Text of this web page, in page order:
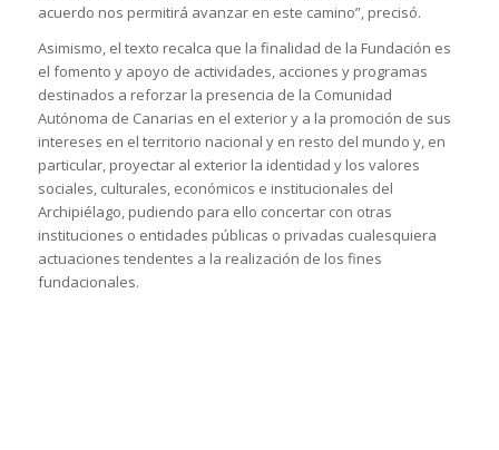
acuerdo nos permitirá avanzar en este camino”, precisó.
Asimismo, el texto recalca que la finalidad de la Fundación es
el fomento y apoyo de actividades, acciones y programas
destinados a reforzar la presencia de la Comunidad
Autónoma de Canarias en el exterior y a la promoción de sus
intereses en el territorio nacional y en resto del mundo y, en
particular, proyectar al exterior la identidad y los valores
sociales, culturales, económicos e institucionales del
Archipiélago, pudiendo para ello concertar con otras
instituciones o entidades públicas o privadas cualesquiera
actuaciones tendentes a la realización de los fines
fundacionales.